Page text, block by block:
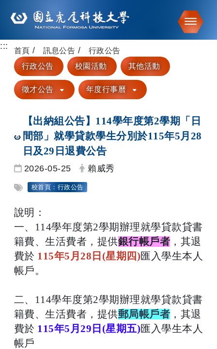
跳到主要內容
::: 首頁 訊息公告
行政公告
行政公告
校園活動 其他活動
徵才公告 年度行事曆
【出納組公告】114學年度第2學期「日
間部」就學貸款學生分別於115年5月28
日及29日退費公告
日期：
2026-05-25 發布者：
賴威秀
標籤：
校首頁：行政公告
說明：
一、114學年度第2學期辦理就學貸款貸書
籍費、生活費者，提供銀行帳戶者 ，其退
費於 115年5月28日(星期四)匯入學生本人
帳戶。
二、114學年度第2學期辦理就學貸款貸書
籍費、生活費者，提供郵局帳戶者 ，其退
費於 115年5月29日(星期五)匯入學生本人
帳戶